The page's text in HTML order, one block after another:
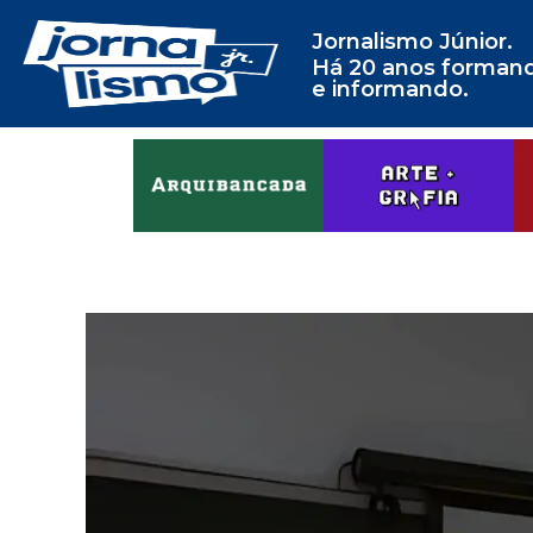
Jornalismo Júnior.
Há 20 anos
e informando.